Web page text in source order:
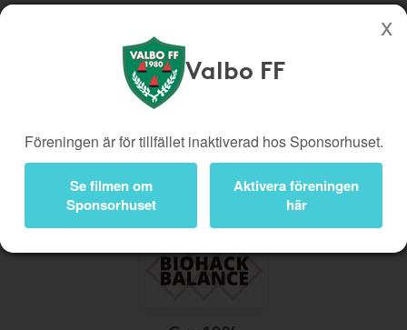
Köp genom denna sida stöttar Valbo FF
Presentkort
Kampanjer
Bli medlem
Logga in
Valbo FF
Föreningen är för tillfället inaktiverad hos Sponsorhuset.
Se filmen om
Sponsorhuset
Aktivera föreningen
här